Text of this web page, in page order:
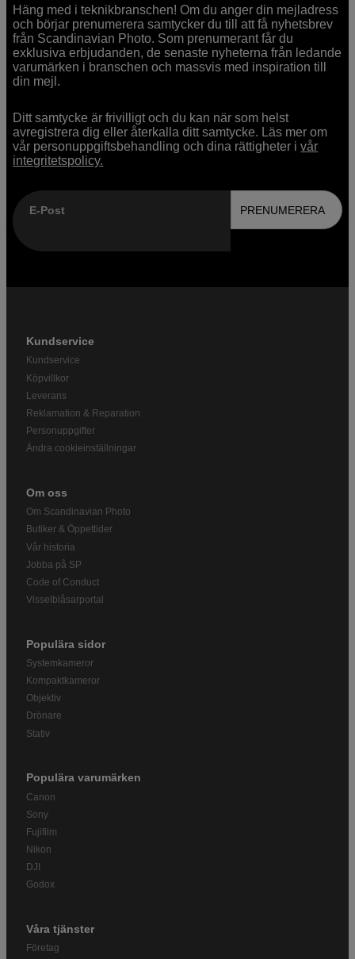
Häng med i teknikbranschen! Om du anger din mejladress
och börjar prenumerera samtycker du till att få nyhetsbrev
från Scandinavian Photo. Som prenumerant får du
exklusiva erbjudanden, de senaste nyheterna från ledande
varumärken i branschen och massvis med inspiration till
din mejl.
Ditt samtycke är frivilligt och du kan när som helst
avregistrera dig eller återkalla ditt samtycke. Läs mer om
vår personuppgiftsbehandling och dina rättigheter ivår
integritetspolicy.
E-Post PRENUMERERA
Kundservice
Kundservice
Köpvillkor
Leverans
Reklamation & Reparation
Personuppgifter
Ändra cookieinställningar
Om oss
Om Scandinavian Photo
Butiker & Öppettider
Vår historia
Jobba på SP
Code of Conduct
Visselblåsarportal
Populära sidor
Systemkameror
Kompaktkameror
Objektiv
Drönare
Stativ
Populära varumärken
Canon
Sony
Fujifilm
Nikon
DJI
Godox
Våra tjänster
Företag